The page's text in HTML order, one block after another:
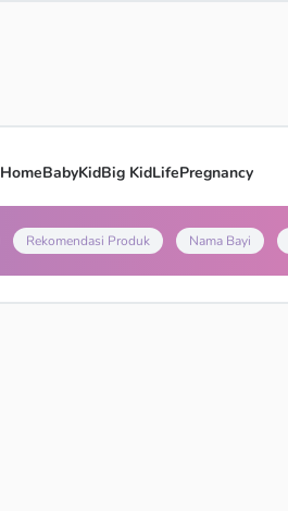
HomeBabyKidBig KidLifePregnancy
Rekomendasi Produk Nama Bayi